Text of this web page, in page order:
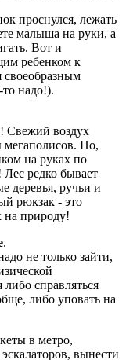
проснулся, лежать
малыша на руки, а
Вот и
ребенком к
своеобразным
надо!).
Свежий воздух
мегаполисов. Но,
на руках по
редко бывает
деревья, ручьи и
рюкзак - это
на природу!
.
не только зайти,
справляться
либо уповать на
в метро,
вынести